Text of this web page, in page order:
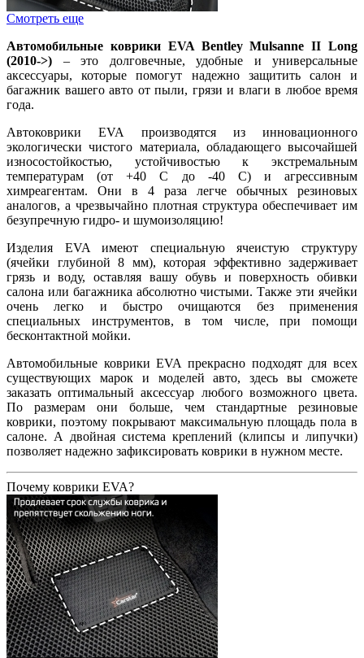
Смотреть еще
Автомобильные коврики EVA Bentley Mulsanne II Long
(2010->) – это долговечные, удобные и универсальные
аксессуары, которые помогут надежно защитить салон и
багажник вашего авто от пыли, грязи и влаги в любое время
года.
Автоковрики EVA производятся из инновационного
экологически чистого материала, обладающего высочайшей
износостойкостью, устойчивостью к экстремальным
температурам (от +40 С до -40 С) и агрессивным
химреагентам. Они в 4 раза легче обычных резиновых
аналогов, а чрезвычайно плотная структура обеспечивает им
безупречную гидро- и шумоизоляцию!
Изделия EVA имеют специальную ячеистую структуру
(ячейки глубиной 8 мм), которая эффективно задерживает
грязь и воду, оставляя вашу обувь и поверхность обивки
салона или багажника абсолютно чистыми. Также эти ячейки
очень легко и быстро очищаются без применения
специальных инструментов, в том числе, при помощи
бесконтактной мойки.
Автомобильные коврики EVA прекрасно подходят для всех
существующих марок и моделей авто, здесь вы сможете
заказать оптимальный аксессуар любого возможного цвета.
По размерам они больше, чем стандартные резиновые
коврики, поэтому покрывают максимальную площадь пола в
салоне. А двойная система креплений (клипсы и липучки)
позволяет надежно зафиксировать коврики в нужном месте.
Почему коврики EVA?